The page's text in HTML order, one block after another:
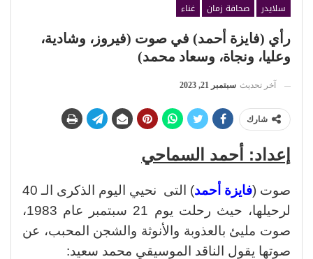
سلايدر صحافة زمان
غناء
رأي (فايزة أحمد) في صوت (فيروز، وشادية،
وعليا، ونجاة، وسعاد محمد)
آخر تحديث سبتمبر 21, 2023
شارك
إعداد: أحمد السماحي
صوت (فايزة أحمد
) التى نحيي اليوم الذكرى الـ 40
لرحيلها، حيث رحلت يوم 21 سبتمبر عام 1983،
صوت مليئ بالعذوبة والأنوثة والشجن المحبب، عن
صوتها يقول الناقد الموسيقي محمد سعيد: